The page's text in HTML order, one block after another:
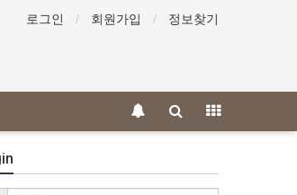
로그인 회원가입 정보찾기